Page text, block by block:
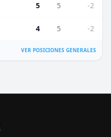
5 5 -2
4 5 -2
VER POSICIONES GENERALES